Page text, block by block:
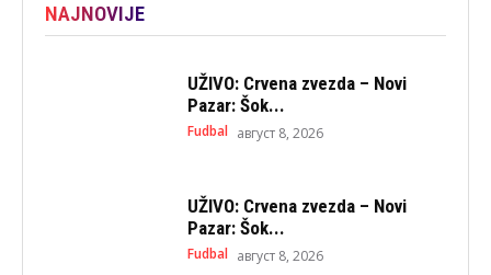
NAJNOVIJE
UŽIVO: Crvena zvezda – Novi
Pazar: Šok...
Fudbal август 8, 2026
UŽIVO: Crvena zvezda – Novi
Pazar: Šok...
Fudbal август 8, 2026